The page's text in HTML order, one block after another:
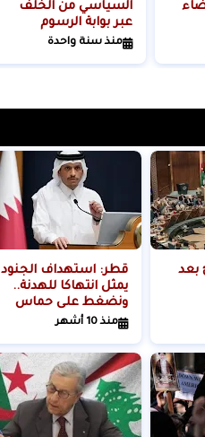
السياسي من الخلف
عبر بوابة الرسوم
الجمركية!
منذ سنة واحدة
بعد
قطر: استهداف الجنود
يمثل انتهاكا للهدنة..
ونضغط على حماس
منذ 10 أشهر